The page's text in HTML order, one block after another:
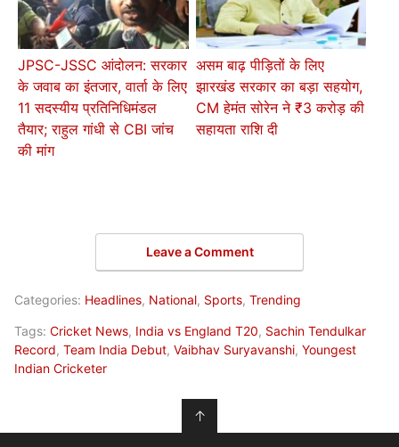
JPSC-JSSC आंदोलन: सरकार
के जवाब का इंतजार, वार्ता के लिए
11 सदस्यीय प्रतिनिधिमंडल
तैयार; राहुल गांधी से CBI जांच
की मांग
असम बाढ़ पीड़ितों के लिए
झारखंड सरकार का बड़ा सहयोग,
CM हेमंत सोरेन ने ₹3 करोड़ की
सहायता राशि दी
Leave a Comment
Categories: Headlines, National, Sports, Trending
Tags: Cricket News, India vs England T20, Sachin Tendulkar
Record, Team India Debut, Vaibhav Suryavanshi, Youngest
Indian Cricketer
↑